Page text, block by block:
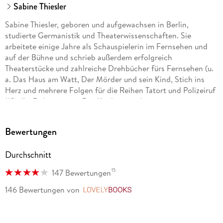
Sabine Thiesler
Sabine Thiesler, geboren und aufgewachsen in Berlin,
studierte Germanistik und Theaterwissenschaften. Sie
arbeitete einige Jahre als Schauspielerin im Fernsehen und
auf der Bühne und schrieb außerdem erfolgreich
Theaterstücke und zahlreiche Drehbücher fürs Fernsehen (u.
a. Das Haus am Watt, Der Mörder und sein Kind, Stich ins
Herz und mehrere Folgen für die Reihen Tatort und Polizeiruf
110). Ihr Debütroman »Der Kindersammler« war ein
Bewertungen
Durchschnitt
147 Bewertungen15
146 Bewertungen von